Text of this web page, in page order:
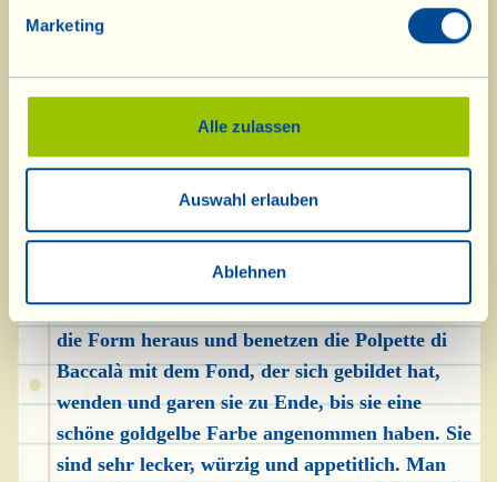
Marketing
Alle zulassen
Auswahl erlauben
Ablehnen
Fügen Sie nach und nach das Paniermehl hinzu
erhalten. Den Ofen auf 200 °C vorheizen.
Trennen Sie ein wenig der Masse ab und formen
eingefettete Ofenform legen und mit Olivenöl
beträufeln. Dann für ca. 25-30 Minuten in den
Ofen stellen. Nach 10-15 Minuten nehmen Sie
die Form heraus und benetzen die Polpette di
Baccalà mit dem Fond, der sich gebildet hat,
wenden und garen sie zu Ende, bis sie eine
schöne goldgelbe Farbe angenommen haben. Sie
sind sehr lecker, würzig und appetitlich. Man